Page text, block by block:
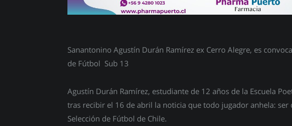
Sanantonino Agustín Durán Ramírez ex Cerro Alegre, es
de Fútbol Sub 13
Agustín Durán Ramírez, estudiante de 12 años de la Escuela
tras recibir el 16 de abril la noticia que todo jugador anhela:
Selección de Fútbol de Chile.